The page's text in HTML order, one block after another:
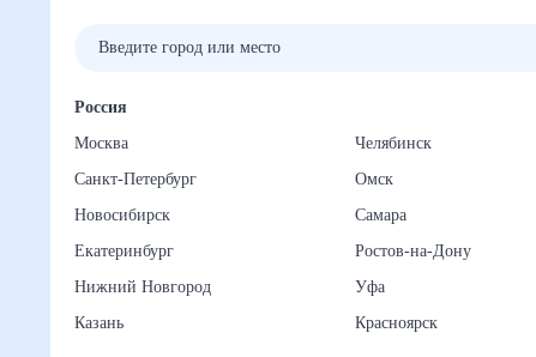
Россия
Москва
Санкт-Петербург
Новосибирск
Екатеринбург
Нижний Новгород
Казань
Челябинск
Омск
Самара
Ростов-на-Дону
Уфа
Красноярск